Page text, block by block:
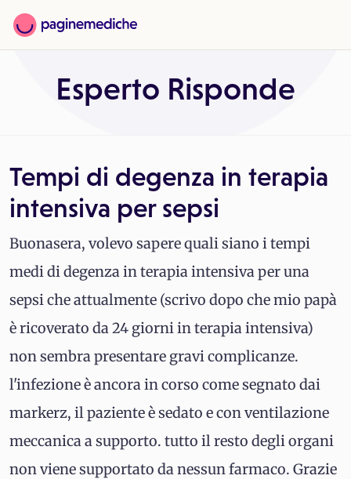
Esperto Risponde
Tempi di degenza in terapia
intensiva per sepsi
Buonasera, volevo sapere quali siano i tempi
medi di degenza in terapia intensiva per una
sepsi che attualmente (scrivo dopo che mio papà
è ricoverato da 24 giorni in terapia intensiva)
non sembra presentare gravi complicanze.
l'infezione è ancora in corso come segnato dai
markerz, il paziente è sedato e con ventilazione
meccanica a supporto. tutto il resto degli organi
non viene supportato da nessun farmaco. Grazie